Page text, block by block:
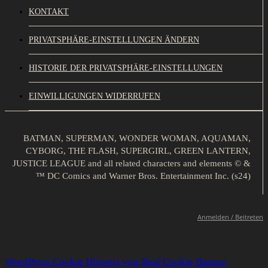
KONTAKT
PRIVATSPHÄRE-EINSTELLUNGEN ÄNDERN
HISTORIE DER PRIVATSPHÄRE-EINSTELLUNGEN
EINWILLIGUNGEN WIDERRUFEN
BATMAN, SUPERMAN, WONDER WOMAN, AQUAMAN,
CYBORG, THE FLASH, SUPERGIRL, GREEN LANTERN,
JUSTICE LEAGUE and all related characters and elements © &
™ DC Comics and Warner Bros. Entertainment Inc. (s24)
Anmelden / Beitreten
WordPress Cookie Hinweis von Real Cookie Banner